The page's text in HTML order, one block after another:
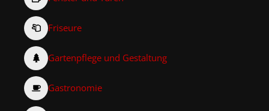
Friseure
Gartenpflege und Gestaltung
Gastronomie